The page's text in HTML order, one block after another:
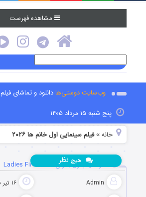
مشاهده فهرست
وب‌سایت دوستی‌هادانلود و تماشای فیلم
پنج شنبه ۱۵ مرداد ۱۴۰۵
خانه »فیلم سینمایی اول خانم ها ۲۰۲۶
دانلود فیلم اول بانوان Ladies First 2026
Admin ۱۶ تیر ۱۴۰۵
هیچ نظر